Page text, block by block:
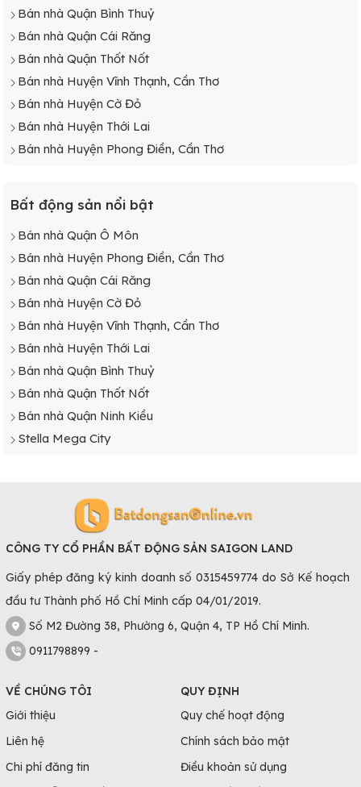
Bán nhà Quận Bình Thuỷ
Bán nhà Quận Cái Răng
Bán nhà Quận Thốt Nốt
Bán nhà Huyện Vĩnh Thạnh, Cần Thơ
Bán nhà Huyện Cờ Đỏ
Bán nhà Huyện Thới Lai
Bán nhà Huyện Phong Điền, Cần Thơ
Bất động sản nổi bật
Bán nhà Quận Ô Môn
Bán nhà Huyện Phong Điền, Cần Thơ
Bán nhà Quận Cái Răng
Bán nhà Huyện Cờ Đỏ
Bán nhà Huyện Vĩnh Thạnh, Cần Thơ
Bán nhà Huyện Thới Lai
Bán nhà Quận Bình Thuỷ
Bán nhà Quận Thốt Nốt
Bán nhà Quận Ninh Kiều
Stella Mega City
CÔNG TY CỔ PHẦN BẤT ĐỘNG SẢN SAIGON LAND
Giấy phép đăng ký kinh doanh số 0315459774 do Sở Kế hoạch
đầu tư Thành phố Hồ Chí Minh cấp 04/01/2019.
Số M2 Đường 38, Phường 6, Quận 4, TP Hồ Chí Minh.
0911798899 -
VỀ CHÚNG TÔI
Giới thiệu
Liên hệ
Chi phí đăng tin
QUY ĐỊNH
Quy chế hoạt động
Chính sách bảo mật
Điều khoản sử dụng